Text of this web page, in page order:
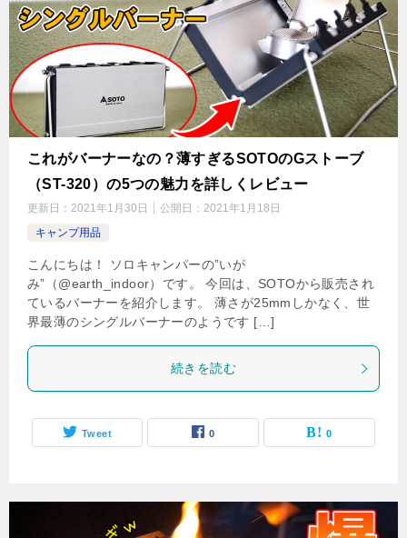
これがバーナーなの？薄すぎるSOTOのGストーブ
（ST-320）の5つの魅力を詳しくレビュー
更新日： 2021年1月30日 公開日： 2021年1月18日
キャンプ用品
こんにちは！ ソロキャンパーの”いが
み”（@earth_indoor）です。 今回は、SOTOから販売され
ているバーナーを紹介します。 薄さが25mmしかなく、世
界最薄のシングルバーナーのようです […]
続きを読む
Tweet 0 0